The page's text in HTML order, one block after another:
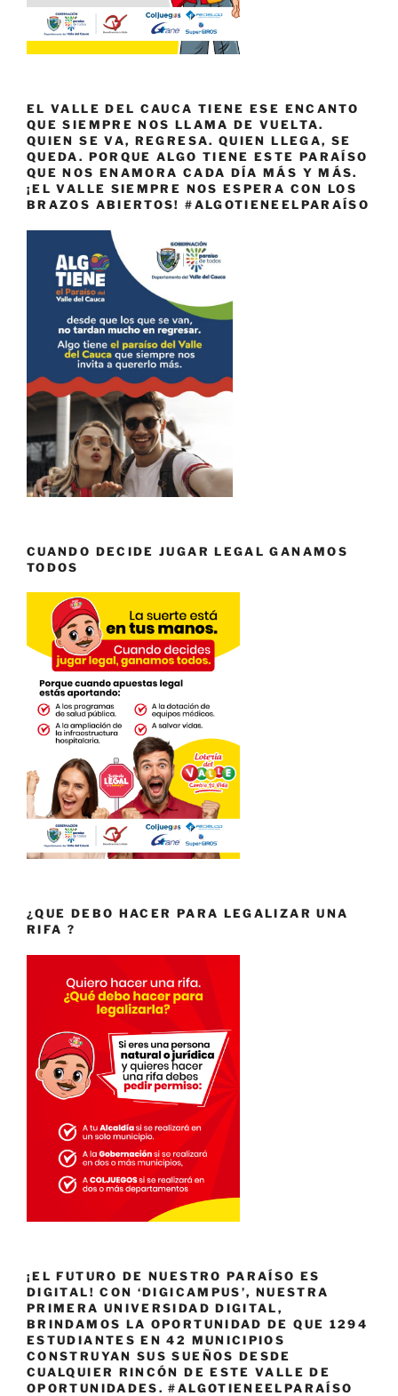
EL VALLE DEL CAUCA TIENE ESE ENCANTO
QUE SIEMPRE NOS LLAMA DE VUELTA.
QUIEN SE VA, REGRESA. QUIEN LLEGA, SE
QUEDA. PORQUE ALGO TIENE ESTE PARAÍSO
QUE NOS ENAMORA CADA DÍA MÁS Y MÁS.
¡EL VALLE SIEMPRE NOS ESPERA CON LOS
BRAZOS ABIERTOS! #ALGOTIENEELPARAÍSO
CUANDO DECIDE JUGAR LEGAL GANAMOS
TODOS
¿QUE DEBO HACER PARA LEGALIZAR UNA
RIFA ?
¡EL FUTURO DE NUESTRO PARAÍSO ES
DIGITAL! CON ‘DIGICAMPUS’, NUESTRA
PRIMERA UNIVERSIDAD DIGITAL,
BRINDAMOS LA OPORTUNIDAD DE QUE 1294
ESTUDIANTES EN 42 MUNICIPIOS
CONSTRUYAN SUS SUEÑOS DESDE
CUALQUIER RINCÓN DE ESTE VALLE DE
OPORTUNIDADES. #ALGOTIENEELPARAÍSO